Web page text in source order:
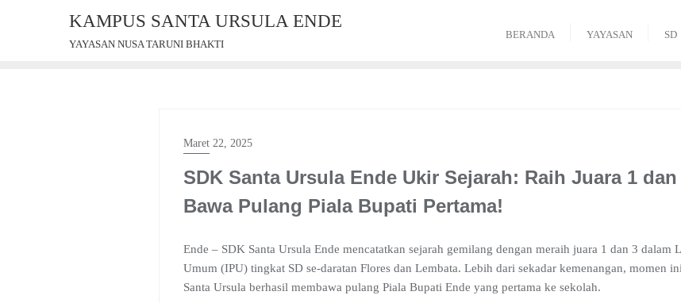
KAMPUS SANTA URSULA ENDE
YAYASAN NUSA TARUNI BHAKTI
BERANDA YAYASAN SD
Maret 22, 2025
SDK Santa Ursula Ende Ukir Sejarah: Raih Juara 1
Bawa Pulang Piala Bupati Pertama!
Ende – SDK Santa Ursula Ende mencatatkan sejarah gemilang dengan meraih juara 1 dan 3 dalam
Umum (IPU) tingkat SD se-daratan Flores dan Lembata. Lebih dari sekadar kemenangan, momen
Santa Ursula berhasil membawa pulang Piala Bupati Ende yang pertama ke sekolah.